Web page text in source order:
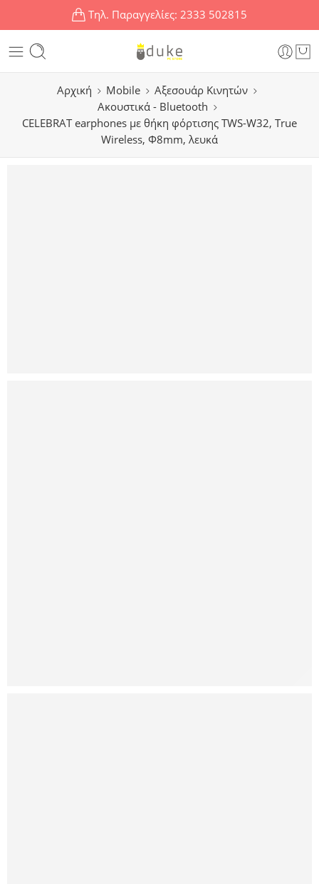
Τηλ. Παραγγελίες: 2333 502815
Αρχική Mobile
Αξεσουάρ Κινητών
Ακουστικά - Bluetooth
CELEBRAT earphones με θήκη φόρτισης TWS-W32, True
Wireless, Φ8mm, λευκά